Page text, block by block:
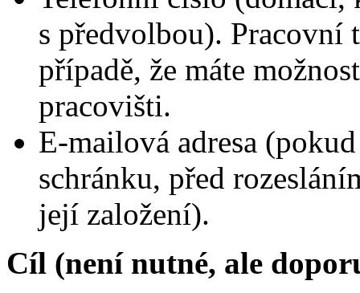
s předvolbou). Pracovní
případě, že máte
pracovišti.
E-mailová adresa
schránku, před
její založení).
Cíl (není nutné, ale